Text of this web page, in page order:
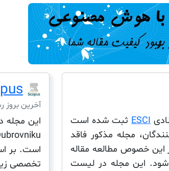
ESCI ثبت شده است
مجله مذکور فاقد
این خصوص مطالعه مقاله
این مجله در لیست
آخرین بروز
است. بر
تخصصی زیر